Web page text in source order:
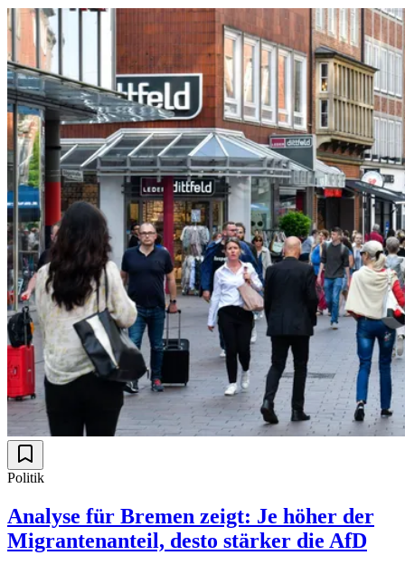
Politik
Analyse für Bremen zeigt: Je höher der
Migrantenanteil, desto stärker die AfD